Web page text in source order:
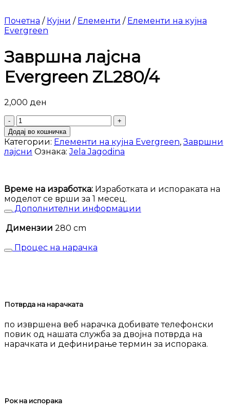
Почетна / Кујни / Елементи / Елементи на кујна
Evergreen
Завршна лајсна
Evergreen ZL280/4
2,000 ден
Завршна
лајсна
Evergreen
ZL280/4
Додај во кошничка
Категории: Елементи на кујна Evergreen,Завршни
лајсни Ознака:Jela Jagodina
Време на изработка: Изработката и испораката на
моделот се врши за 1 месец.
Дополнителни информации
Димензии 280 cm
Процес на нарачка
Потврда на нарачката
по извршена веб нарачка добивате телефонски
повик од нашата служба за двојна потврда на
нарачката и дефинирање термин за испорака.
Рок на испорака